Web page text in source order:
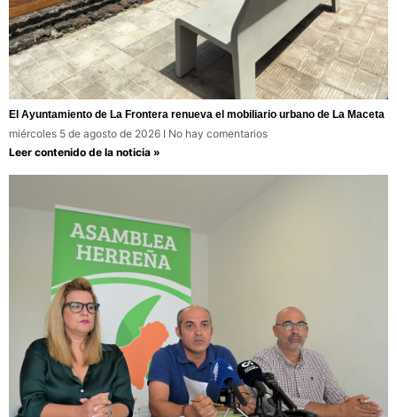
El Ayuntamiento de La Frontera renueva el mobiliario urbano de La Maceta
miércoles 5 de agosto de 2026
No hay comentarios
Leer contenido de la noticia »